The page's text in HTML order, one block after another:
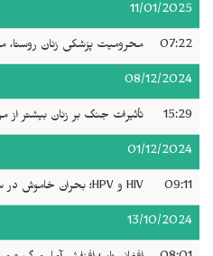
11/01/2025
07:22 محرومیت پزشکی زنان روستا،
08/12/2024
15:29 تأثیرات جنگ بر زنان بیشتر از
01/12/2024
09:11 HIV و HPV؛ بحران خاموش در سایه سیاست‌های ناکارآمد
13/10/2024